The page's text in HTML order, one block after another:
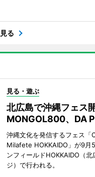
る
見る・遊ぶ
北広島で沖縄フェス
MONGOL800、DA
沖縄文化を発信するフェス「
Milafete HOKKAIDO」が9月
ンフィールドHOKKAIDO（北
ジ）で行われる。